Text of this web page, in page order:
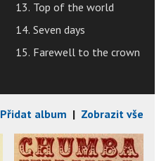
13. Top of the world
14. Seven days
15. Farewell to the crown
Přidat album | Zobrazit vše